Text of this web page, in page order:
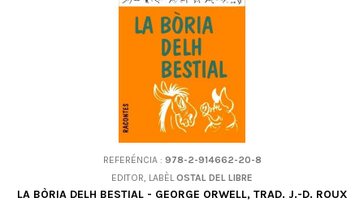
REFERÉNCIA : 978-2-914662-20-8
EDITOR, LABÈLOSTAL DEL LIBRE
LA BÒRIA DELH BESTIAL - GEORGE ORWELL, TRAD. J.-D. ROUX